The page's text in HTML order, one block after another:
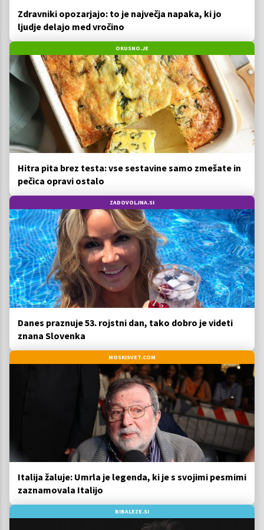
Zdravniki opozarjajo: to je največja napaka, ki jo
ljudje delajo med vročino
OKUSNO.JE
Hitra pita brez testa: vse sestavine samo zmešate in
pečica opravi ostalo
ZADOVOLJNA.SI
Danes praznuje 53. rojstni dan, tako dobro je videti
znana Slovenka
MOSKISVET.COM
Italija žaluje: Umrla je legenda, ki je s svojimi pesmimi
zaznamovala Italijo
BIBALEZE.SI